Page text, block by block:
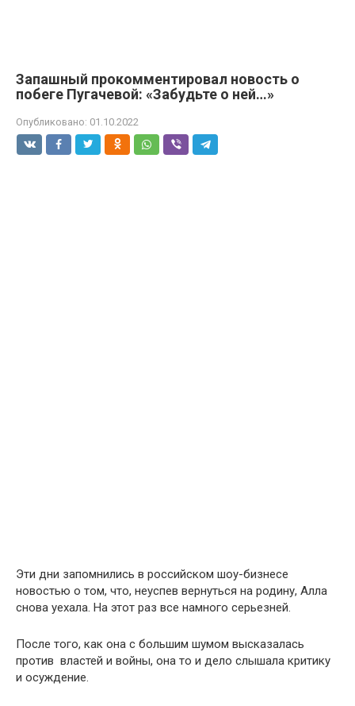
Запашный прокомментировал новость о
побеге Пугачевой: «Забудьте о ней…»
Опубликовано: 01.10.2022
Эти дни запомнились в российском шоу-бизнесе
новостью о том, что, неуспев вернуться на родину, Алла
снова уехала. На этот раз все намного серьезней.
После того, как она с большим шумом высказалась
против властей и войны, она то и дело слышала критику
и осуждение.